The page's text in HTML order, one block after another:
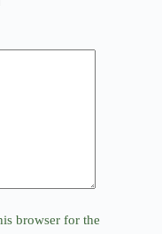
browser for the